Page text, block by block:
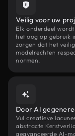
Veilig voor uw
Elk onderdeel
het oog op gebruik
zorgen dat het
modelrechten
normen.
Door AI
Vul creatieve
abstracte
geavanceerde AI-